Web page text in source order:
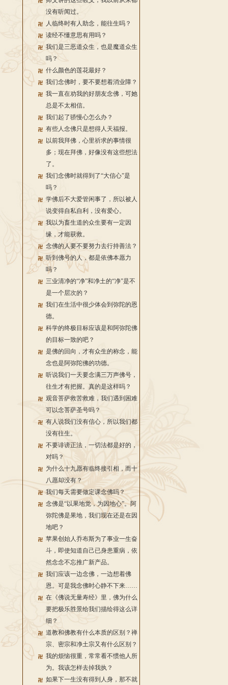
没有听闻过。
人临终时有人助念，能往生吗？
读经不懂意思有用吗？
我们是三恶道众生，也是魔道众生
吗？
什么颜色的莲花最好？
我们念佛时，要不要想着消业障？
我一直在劝我的好朋友念佛，可她
总是不太相信。
我们起了骄慢心怎么办？
有些人念佛只是想得人天福报。
以前我拜佛，心里祈求的事情很
多；现在拜佛，好像没有这些想法
了。
我们念佛时就得到了“大信心”是
吗？
学佛后不大爱管闲事了，所以被人
说变得自私自利，没有爱心。
我以为畜生道的众生要有一定因
缘，才能获救。
念佛的人要不要努力去行持善法？
听到佛号的人，都是依佛本愿力
吗？
三业清净的“净”和净土的“净”是不
是一个层次的？
我们在生活中很少体会到弥陀的恩
德。
科学的终极目标应该是和阿弥陀佛
的目标一致的吧？
是佛的回向，才有众生的称念，能
念也是阿弥陀佛的功德。
听说我们一天要念满三万声佛号，
往生才有把握。真的是这样吗？
观音菩萨救苦救难，我们遇到困难
可以念菩萨圣号吗？
有人说我们没有信心，所以我们都
没有往生。
不要诽谤正法，一切法都是好的，
对吗？
为什么十九愿有临终接引相，而十
八愿却没有？
我们每天需要做定课念佛吗？
念佛是“以果地觉，为因地心”。阿
弥陀佛是果地，我们现在还是在因
地吧？
苹果创始人乔布斯为了事业一生奋
斗，即使知道自己已身患重病，依
然念念不忘推广新产品。
我们应该一边念佛，一边想着佛
恩。可是我念佛时心静不下来……
在《佛说无量寿经》里，佛为什么
要把极乐胜景给我们描绘得这么详
细？
道教和佛教有什么本质的区别？禅
宗、密宗和净土宗又有什么区别？
我的烦恼很重，常常看不惯他人所
为。我该怎样去掉我执？
如果下一生没有得到人身，那不就